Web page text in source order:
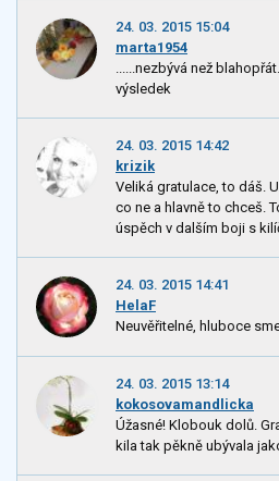
24. 03. 2015 15:04
marta1954
......nezbývá než
výsledek
24. 03. 2015 14:42
krizik
Veliká gratulace, to dáš.
co ne a hlavně to chceš.
úspěch v dalším boji s
24. 03. 2015 14:41
HelaF
Neuvěřitelné, hluboce
24. 03. 2015 13:14
kokosovamandlicka
Úžasné! Klobouk dolů.
kila tak pěkně ubývala